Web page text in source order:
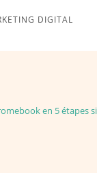
DIGITAL
en 5 étapes